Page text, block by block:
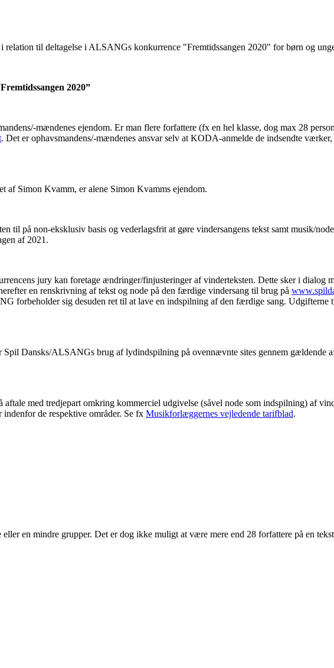
relation til deltagelse i ALSANGs konkurrence "Fremtidssangen 2020" for børn og
2020”
mændenes ejendom. Er man flere forfattere (fx en hel klasse, dog max 28
. Det er ophavsmandens/-mændenes ansvar selv at KODA-anmelde de indsendte
af Simon Kvamm, er alene Simon Kvamms ejendom.
til på non-eksklusiv basis og vederlagsfrit at gøre vindersangens tekst samt musik/
af 2021.
jury kan foretage ændringer/finjusteringer af vinderteksten. Dette sker i dialog
en renskrivning af tekst og node på den færdige vindersang til brug på
forbeholder sig desuden ret til at lave en indspilning af den færdige sang.
Spil Dansks/ALSANGs brug af lydindspilning på ovennævnte sites gennem
med tredjepart omkring kommerciel udgivelse (såvel node som indspilning) af
de respektive områder. Se fx Musikforlæggernes vejledende tarifblad.
en mindre grupper. Det er dog ikke muligt at være mere end 28 forfattere på en